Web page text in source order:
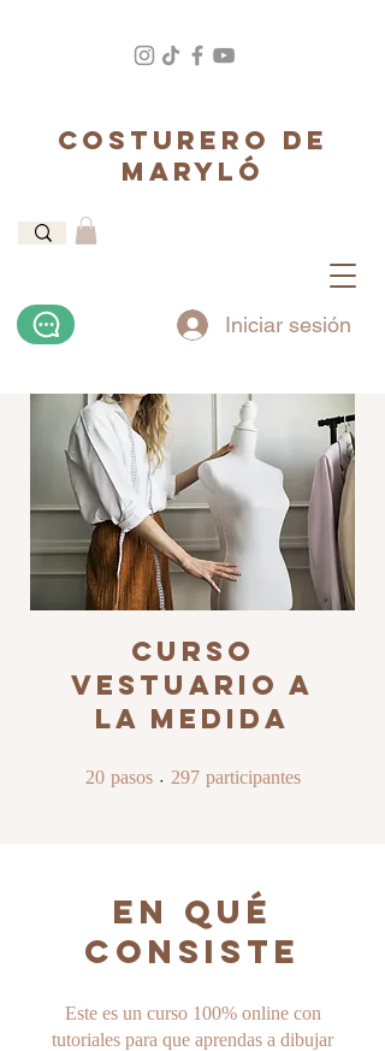
COSTURERO DE
MARYLÓ
Iniciar sesión
Curso
Vestuario a
la Medida
20 pasos 20 pasos
297 participantes
En qué
consiste
Este es un curso 100% online con
tutoriales para que aprendas a dibujar